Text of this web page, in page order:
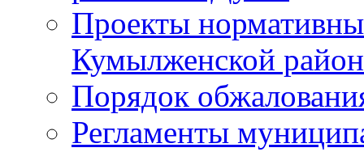
Проекты
Кумылженской
Порядок
Регламенты